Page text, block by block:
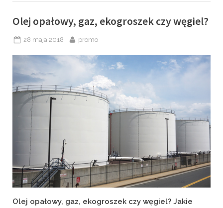
Olej opałowy, gaz, ekogroszek czy węgiel?
Posted
28 maja 2018 By
promo
Olej opałowy, gaz, ekogroszek czy węgiel? Jakie